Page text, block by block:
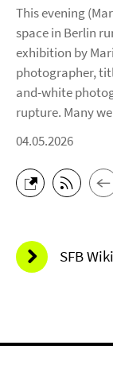
This evening
space in Berlin
exhibition by
photographer,
and-white
rupture. Many
04.05.2026
SFB